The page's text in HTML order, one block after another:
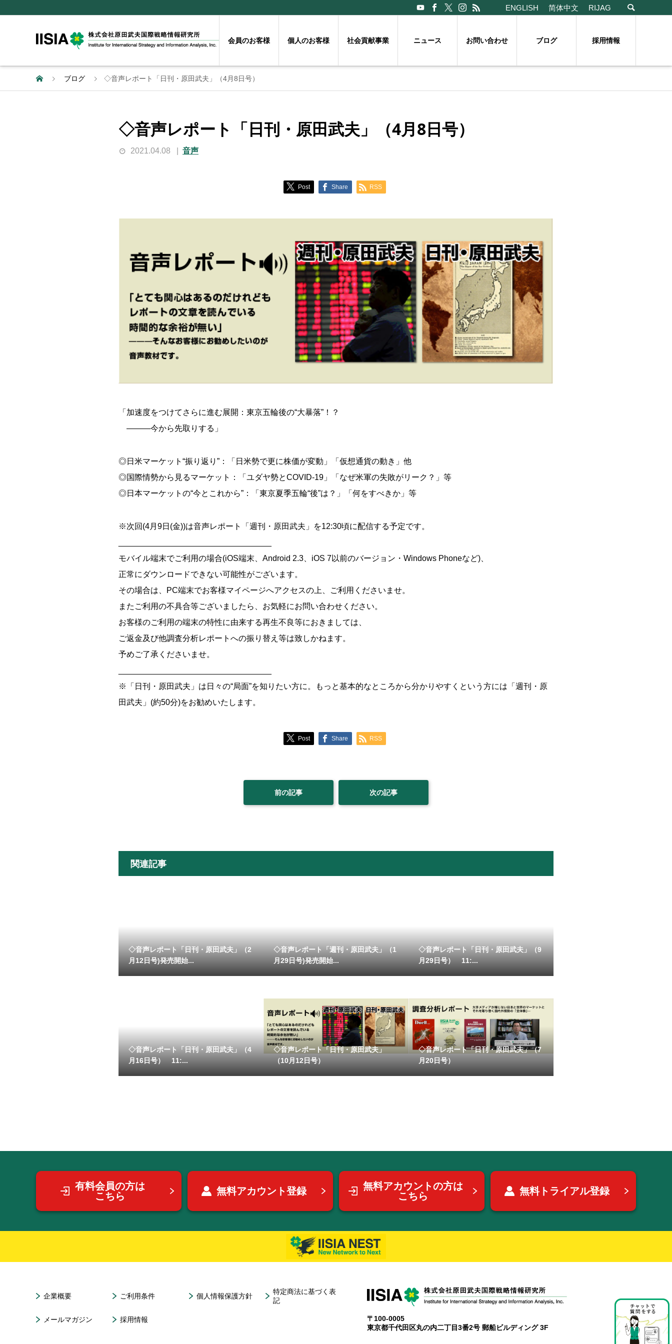
ENGLISH 简体中文 RIJAG
会員のお客様 個人のお客様 社会貢献事業 ニュース お問い合わせ ブログ 採用情報
ブログ ◇音声レポート「日刊・原田武夫」（4月8日号）
◇音声レポート「日刊・原田武夫」（4月8日号）
2021.04.08 音声
Post Share RSS
「加速度をつけてさらに進む展開：東京五輪後の“大暴落”！？
―――今から先取りする」
◎日米マーケット“振り返り”：「日米勢で更に株価が変動」「仮想通貨の動き」他
◎国際情勢から見るマーケット：「ユダヤ勢とCOVID-19」「なぜ米軍の失敗がリーク？」等
◎日本マーケットの“今とこれから”：「東京夏季五輪“後”は？」「何をすべきか」等
※次回(4月9日(金))は音声レポート「週刊・原田武夫」を12:30頃に配信する予定です。
モバイル端末でご利用の場合(iOS端末、Android 2.3、iOS 7以前のバージョン・Windows Phoneなど)、
正常にダウンロードできない可能性がございます。
その場合は、PC端末でお客様マイページへアクセスの上、ご利用くださいませ。
またご利用の不具合等ございましたら、お気軽にお問い合わせください。
お客様のご利用の端末の特性に由来する再生不良等におきましては、
ご返金及び他調査分析レポートへの振り替え等は致しかねます。
予めご了承くださいませ。
※「日刊・原田武夫」は日々の“局面”を知りたい方に。もっと基本的なところから分かりやすくという方には「週刊・原
田武夫」(約50分)をお勧めいたします。
Post Share RSS
前の記事 次の記事
関連記事
◇音声レポート「日刊・原田武夫」（2
月12日号)発売開始...
◇音声レポート「週刊・原田武夫」（1
月29日号)発売開始...
◇音声レポート「日刊・原田武夫」（9
月29日号） 11:...
◇音声レポート「日刊・原田武夫」（4
月16日号） 11:...
◇音声レポート「日刊・原田武夫」
（10月12日号）
◇音声レポート「日刊・原田武夫」（7
月20日号）
有料会員の方は
こちら
無料アカウント登録
無料アカウントの方は
こちら
無料トライアル登録
企業概要 ご利用条件 個人情報保護方針
特定商法に基づく表
記
メールマガジン 採用情報
〒100-0005
東京都千代田区丸の内二丁目3番2号 郵船ビルディング 3F